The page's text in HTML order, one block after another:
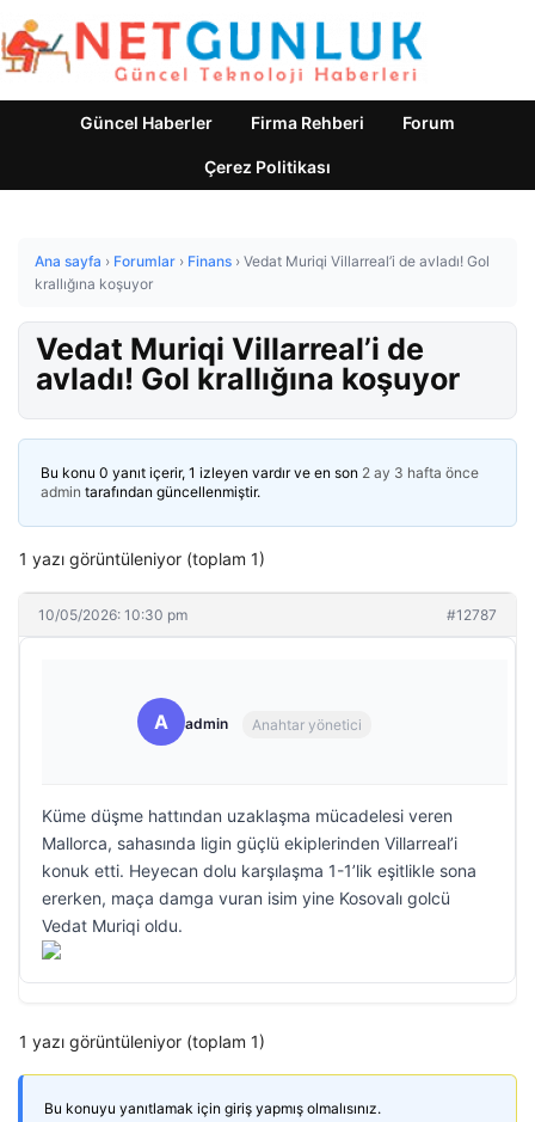
Güncel Haberler Firma Rehberi Forum
Çerez Politikası
Ana sayfa › Forumlar › Finans › Vedat Muriqi Villarreal’i de avladı! Gol
krallığına koşuyor
Vedat Muriqi Villarreal’i de
avladı! Gol krallığına koşuyor
Bu konu 0 yanıt içerir, 1 izleyen vardır ve en son 2 ay 3 hafta önce
admin tarafından güncellenmiştir.
1 yazı görüntüleniyor (toplam 1)
10/05/2026: 10:30 pm #12787
A admin Anahtar yönetici
Küme düşme hattından uzaklaşma mücadelesi veren
Mallorca, sahasında ligin güçlü ekiplerinden Villarreal’i
konuk etti. Heyecan dolu karşılaşma 1-1’lik eşitlikle sona
ererken, maça damga vuran isim yine Kosovalı golcü
Vedat Muriqi oldu.
1 yazı görüntüleniyor (toplam 1)
Bu konuyu yanıtlamak için giriş yapmış olmalısınız.